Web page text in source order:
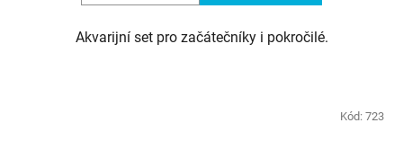
Akvarijní set pro začátečníky i pokročilé.
Kód: 723